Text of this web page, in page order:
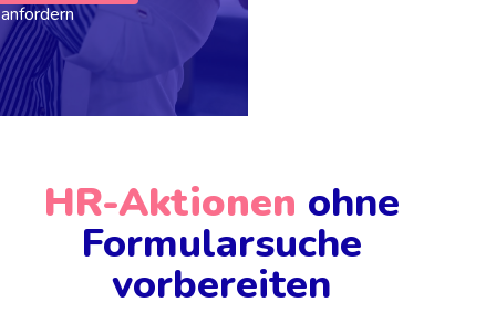
HR-Aktionen ohne
Formularsuche
vorbereiten